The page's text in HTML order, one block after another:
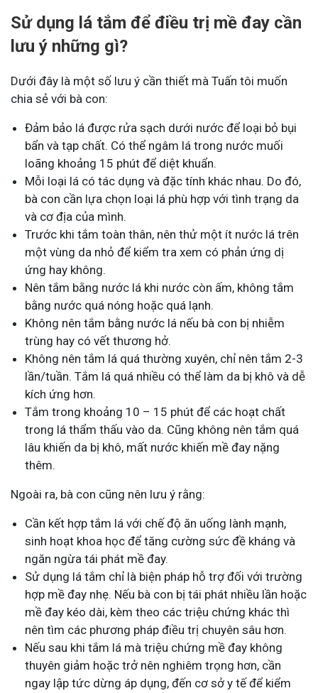
Sử dụng lá tắm để điều trị mề đay cần
lưu ý những gì?
Dưới đây là một số lưu ý cần thiết mà Tuấn tôi muốn
chia sẻ với bà con:
Đảm bảo lá được rửa sạch dưới nước để loại bỏ bụi
bẩn và tạp chất. Có thể ngâm lá trong nước muối
loãng khoảng 15 phút để diệt khuẩn.
Mỗi loại lá có tác dụng và đặc tính khác nhau. Do đó,
bà con cần lựa chọn loại lá phù hợp với tình trạng da
và cơ địa của mình.
Trước khi tắm toàn thân, nên thử một ít nước lá trên
một vùng da nhỏ để kiểm tra xem có phản ứng dị
ứng hay không.
Nên tắm bằng nước lá khi nước còn ấm, không tắm
bằng nước quá nóng hoặc quá lạnh.
Không nên tắm bằng nước lá nếu bà con bị nhiễm
trùng hay có vết thương hở.
Không nên tắm lá quá thường xuyên, chỉ nên tắm 2-3
lần/tuần. Tắm lá quá nhiều có thể làm da bị khô và dễ
kích ứng hơn.
Tắm trong khoảng 10 – 15 phút để các hoạt chất
trong lá thẩm thấu vào da. Cũng không nên tắm quá
lâu khiến da bị khô, mất nước khiến mề đay nặng
thêm.
Ngoài ra, bà con cũng nên lưu ý rằng:
Cần kết hợp tắm lá với chế độ ăn uống lành mạnh,
sinh hoạt khoa học để tăng cường sức đề kháng và
ngăn ngừa tái phát mề đay.
Sử dụng lá tắm chỉ là biện pháp hỗ trợ đối với trường
hợp mề đay nhẹ. Nếu bà con bị tái phát nhiều lần hoặc
mề đay kéo dài, kèm theo các triệu chứng khác thì
nên tìm các phương pháp điều trị chuyên sâu hơn.
Nếu sau khi tắm lá mà triệu chứng mề đay không
thuyên giảm hoặc trở nên nghiêm trọng hơn, cần
ngay lập tức dừng áp dụng, đến cơ sở y tế để kiểm